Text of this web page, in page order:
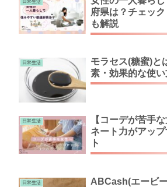
日常生活
府県は？チェッ
も解説
日常生活
モラセス(糖蜜)と
素・効果的な使
日常生活
【コーデが苦手
ネート力がアッ
ト
日常生活
ABCash(エービ